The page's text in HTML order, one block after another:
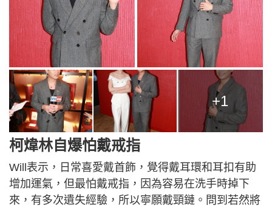
+1
柯煒林自爆怕戴戒指
Will表示，日常喜愛戴首飾，覺得戴耳環和耳扣有助
增加運氣，但最怕戴戒指，因為容易在洗手時掉下
來，有多次遺失經驗，所以寧願戴頸鏈。問到若然將